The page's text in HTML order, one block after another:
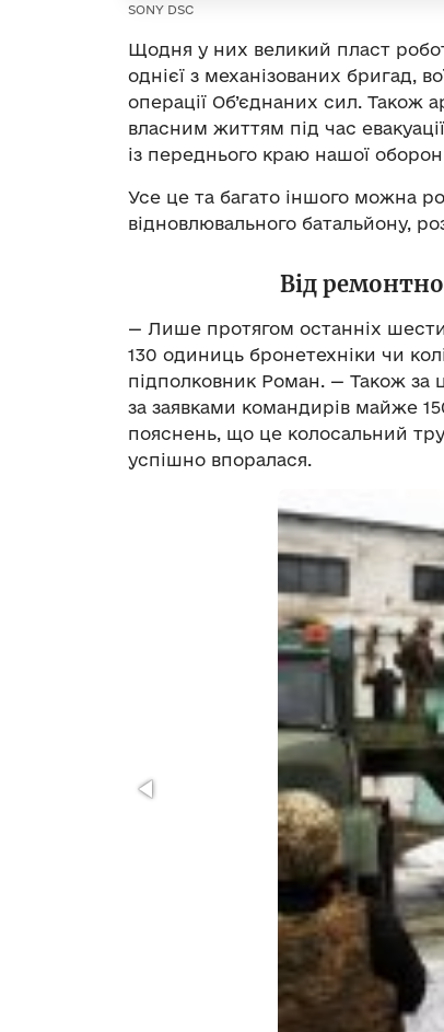
SONY DSC
Щодня у них великий пласт
однієї з механізованих бригад,
операції Об’єднаних сил. Також
власним життям під час
із переднього краю нашої
Усе це та багато іншого можна
відновлювального батальйону,
Від
— Лише протягом останніх шести
130 одиниць бронетехніки чи
підполковник Роман. — Також за
за заявками командирів майже
пояснень, що це колосальний
успішно впоралася.